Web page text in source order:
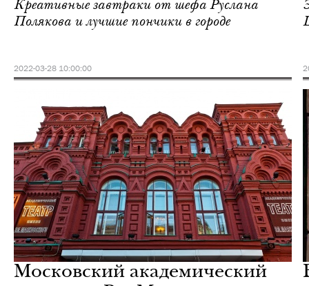
Креативные завтраки от шефа Руслана
Полякова и лучшие пончики в городе
2022-03-28 10:00:00
Московский академический